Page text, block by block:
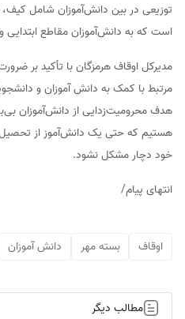
توزیعی در بین دانش‌آموزان شامل کیف،
است که به دانش‌آموزان مقاطع
مدیرکل اوقاف هرمزگان با تأکید بر
مرتبط با کمک به دانش آموزان و
هدف محرومیت‌زدایی از دانش‌آموزان
هستیم که حتی یک دانش‌آموز از تحصیل
خود دچار مشکل نشود.
انتهای پیام/
اوقاف بسته مهر دانش آموزان
مطالب دیگر